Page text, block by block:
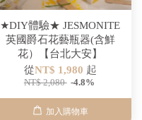
★DIY體驗★ JESMONITE
英國爵石花藝瓶器(含鮮
花）【台北大安】
從NT$ 1,980 起
NT$ 2,080 -4.8%
加入購物車